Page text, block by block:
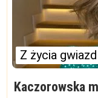
Z życia gwiazd
Kaczorowska